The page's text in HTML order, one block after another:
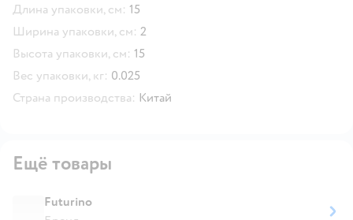
Длина упаковки, см: 15
Ширина упаковки, см: 2
Высота упаковки, см: 15
Вес упаковки, кг: 0.025
Страна производства: Китай
Ещё товары
Futurino